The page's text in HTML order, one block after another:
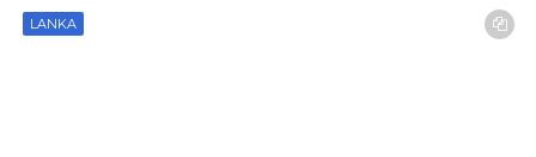
LANKA